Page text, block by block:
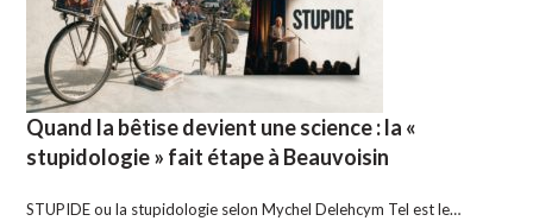
Quand la bêtise devient une science : la «
stupidologie » fait étape à Beauvoisin
STUPIDE ou la stupidologie selon Mychel Delehcym Tel est le…